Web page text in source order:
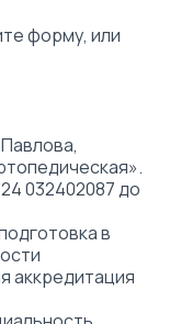
форму, или
032402087 до
в
аккредитация